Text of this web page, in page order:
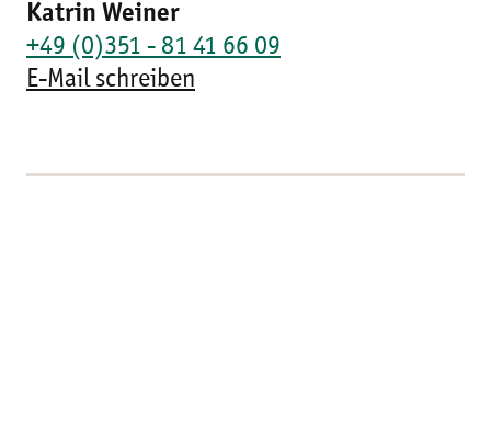
Katrin Weiner
+49 (0)351 - 81 41 66 09
E-Mail schreiben